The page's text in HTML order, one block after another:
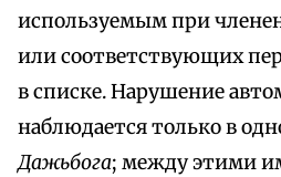
используемым при
или соответствующих
в списке. Нарушение
наблюдается только в
Дажьбога; между этими